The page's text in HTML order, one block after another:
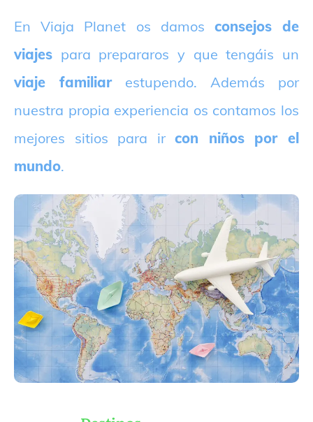
En Viaja Planet os damos consejos de
viajes para prepararos y que tengáis un
viaje familiarestupendo. Además por
nuestra propia experiencia os contamos los
mejores sitios para ircon niños por el
mundo.